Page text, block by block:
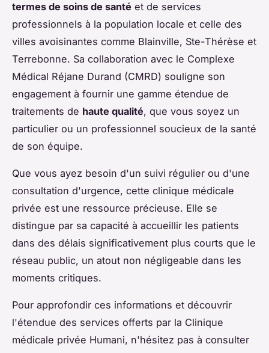
termes de soins de santé et de services
professionnels à la population locale et celle des
villes avoisinantes comme Blainville, Ste-Thérèse et
Terrebonne. Sa collaboration avec le Complexe
Médical Réjane Durand (CMRD) souligne son
engagement à fournir une gamme étendue de
traitements de haute qualité, que vous soyez un
particulier ou un professionnel soucieux de la santé
de son équipe.
Que vous ayez besoin d'un suivi régulier ou d'une
consultation d'urgence, cette clinique médicale
privée est une ressource précieuse. Elle se
distingue par sa capacité à accueillir les patients
dans des délais significativement plus courts que le
réseau public, un atout non négligeable dans les
moments critiques.
Pour approfondir ces informations et découvrir
l'étendue des services offerts par la Clinique
médicale privée Humani, n'hésitez pas à consulter